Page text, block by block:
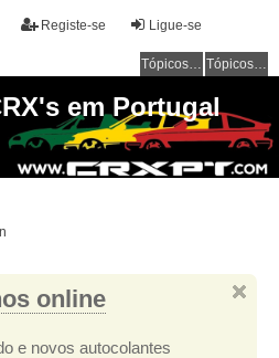
Ligue-se
Registe-se
Tópicos sem resposta Tópicos ativos
em Portugal
online
e novos autocolantes